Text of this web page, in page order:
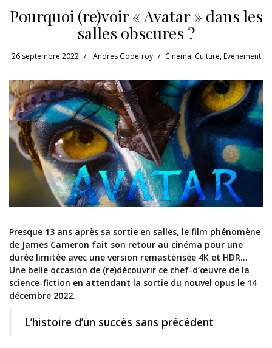
Pourquoi (re)voir « Avatar » dans les
salles obscures ?
26 septembre 2022 Andres Godefroy Cinéma, Culture,Evénement
Presque 13 ans après sa sortie en salles, le film phénomène
de James Cameron fait son retour au cinéma pour une
durée limitée avec une version remastérisée 4K et HDR…
Une belle occasion de (re)découvrir ce chef-d’œuvre de la
science-fiction en attendant la sortie du nouvel opus le 14
décembre 2022.
L’histoire d’un succès sans précédent